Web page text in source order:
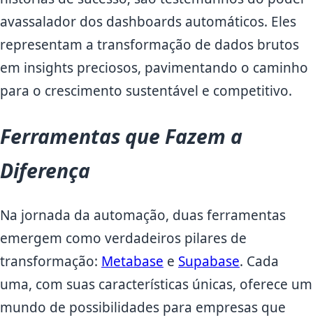
avassalador dos dashboards automáticos. Eles
representam a transformação de dados brutos
em insights preciosos, pavimentando o caminho
para o crescimento sustentável e competitivo.
Ferramentas que Fazem a
Diferença
Na jornada da automação, duas ferramentas
emergem como verdadeiros pilares de
transformação: Metabase e Supabase. Cada
uma, com suas características únicas, oferece um
mundo de possibilidades para empresas que